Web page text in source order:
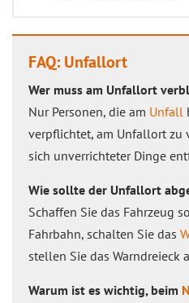
FAQ: Unfallort
Wer muss am Unfallort
Nur Personen, die am Unfall
verpflichtet, am Unfallort zu
sich unverrichteter Dinge
Wie sollte der Unfallort
Schaffen Sie das Fahrzeug
Fahrbahn, schalten Sie das
stellen Sie das Warndreieck
Warum ist es wichtig, beim